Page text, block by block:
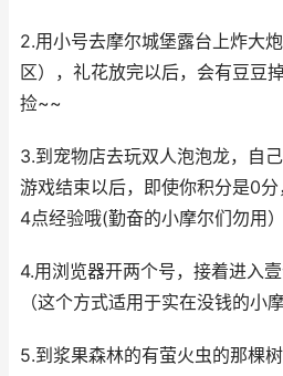
2.用小号去摩尔城堡露台上炸大
区），礼花放完以后，会有豆豆
捡~~
3.到宠物店去玩双人泡泡龙，自
游戏结束以后，即使你积分是0
4点经验哦(勤奋的小摩尔们勿用）
4.用浏览器开两个号，接着进入
（这个方式适用于实在没钱的小摩
5.到浆果森林的有萤火虫的那棵